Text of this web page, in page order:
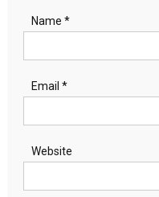
Name *
Email *
Website